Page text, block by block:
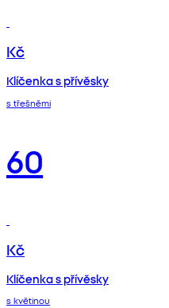
Kč
Klíčenka s přívěsky
s třešněmi
60
Kč
Klíčenka s přívěsky
s květinou